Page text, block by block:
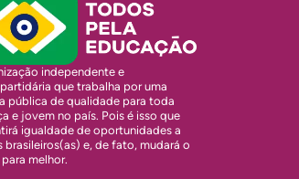
independente e
que trabalha por uma
pública de qualidade para toda
e jovem no país. Pois é isso que
igualdade de oportunidades a
brasileiros(as) e, de fato, mudará o
para melhor.